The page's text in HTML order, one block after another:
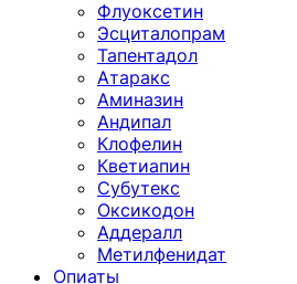
Флуоксетин
Эсциталопрам
Тапентадол
Атаракс
Аминазин
Андипал
Клофелин
Кветиапин
Субутекс
Оксикодон
Аддералл
Метилфенидат
Опиаты